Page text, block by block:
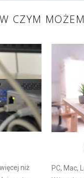
CZYM
niż
PC, Mac,